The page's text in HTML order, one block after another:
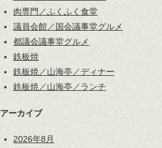
肉専門／ふくふく食堂
議員会館／国会議事堂グルメ
都議会議事堂グルメ
鉄板焼
鉄板焼／山海亭／ディナー
鉄板焼／山海亭／ランチ
アーカイブ
2026年8月